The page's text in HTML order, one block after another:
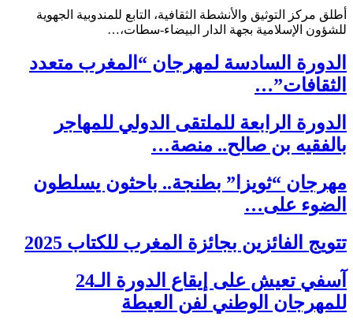
أطلق مركز التوثيق والأنشطة الثقافية، التابع للمندوبية الجهوية
للشؤون الإسلامية بجهة الدار البيضاء-سطات،…
الدورة السادسة لمهرجان “المغرب متعدد
الثقافات”…
الدورة الرابعة للملتقى الدولي للمهاجر
بالفقيه بن صالح.. منصة…
مهرجان “ثويزا” بطنجة.. باحثون يسلطون
الضوء على…
تتويج الفائزين بجائزة المغرب للكتاب 2025
آسفي تعيش على إيقاع الدورة الـ24
للمهرجان الوطني لفن العيطة